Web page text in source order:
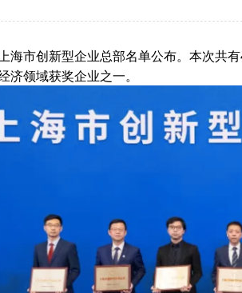
海市创新型企业总部名单公布。本次共
济领域获奖企业之一。